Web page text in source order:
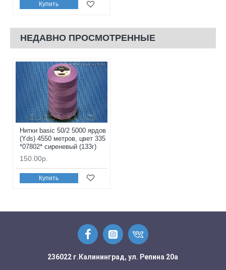
Купить
НЕДАВНО ПРОСМОТРЕННЫЕ
Нитки basic 50/2 5000 ярдов
(Yds) 4550 метров, цвет 335
*07802* сиреневый (133г)
150.00р.
Купить
236022 г.Калининград, ул. Репина 20а